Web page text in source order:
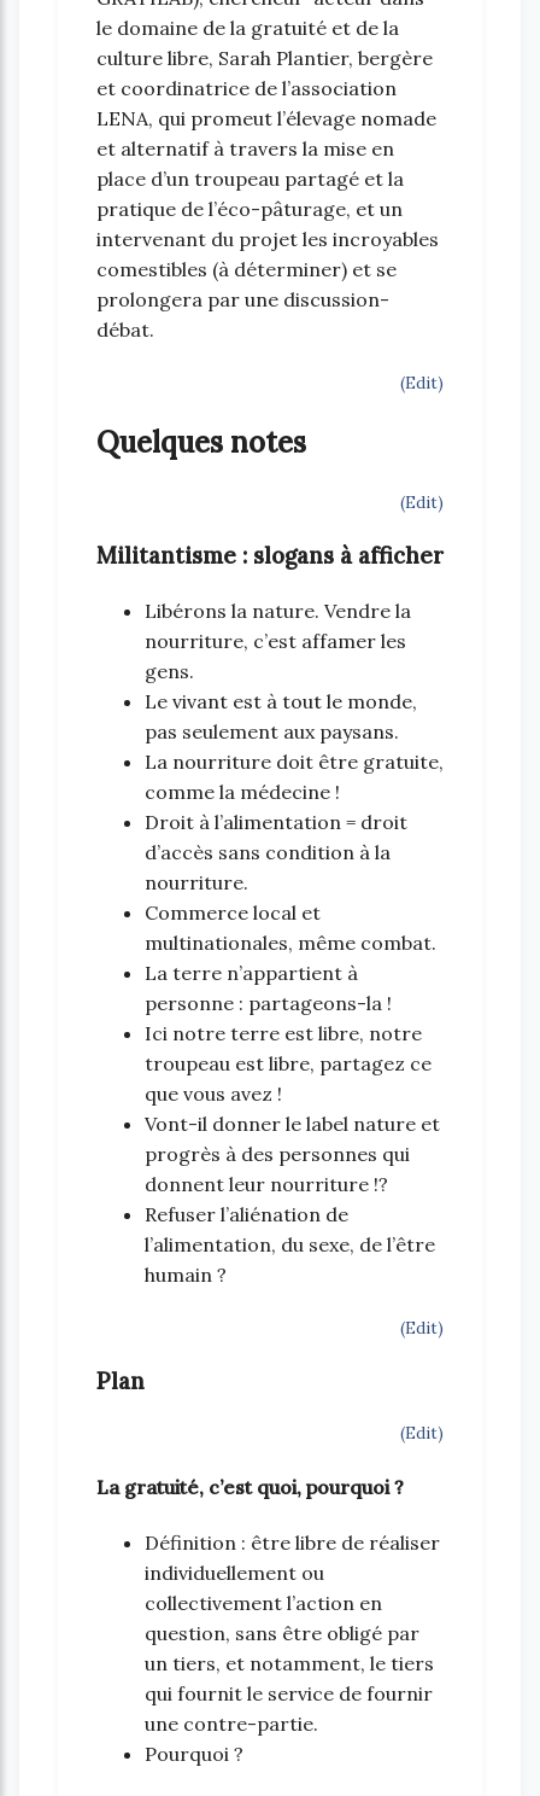
le domaine de la gratuité et de la
culture libre, Sarah Plantier, bergère
et coordinatrice de l’association
LENA, qui promeut l’élevage nomade
et alternatif à travers la mise en
place d’un troupeau partagé et la
pratique de l’éco-pâturage, et un
intervenant du projet les incroyables
comestibles (à déterminer) et se
prolongera par une discussion-
débat.
(Edit)
Quelques notes
(Edit)
Militantisme : slogans à afficher
Libérons la nature. Vendre la
nourriture, c’est affamer les
gens.
Le vivant est à tout le monde,
pas seulement aux paysans.
La nourriture doit être gratuite,
comme la médecine !
Droit à l’alimentation = droit
d’accès sans condition à la
nourriture.
Commerce local et
multinationales, même combat.
La terre n’appartient à
personne : partageons-la !
Ici notre terre est libre, notre
troupeau est libre, partagez ce
que vous avez !
Vont-il donner le label nature et
progrès à des personnes qui
donnent leur nourriture !?
Refuser l’aliénation de
l’alimentation, du sexe, de l’être
humain ?
(Edit)
Plan
(Edit)
La gratuité, c’est quoi, pourquoi ?
Définition : être libre de réaliser
individuellement ou
collectivement l’action en
question, sans être obligé par
un tiers, et notamment, le tiers
qui fournit le service de fournir
une contre-partie.
Pourquoi ?